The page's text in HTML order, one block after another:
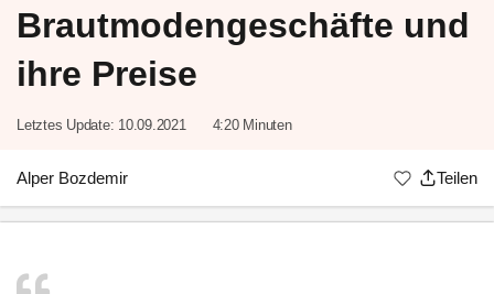
Brautmodengeschäfte und
ihre Preise
Letztes Update: 10.09.2021 4:20 Minuten
Alper Bozdemir Teilen